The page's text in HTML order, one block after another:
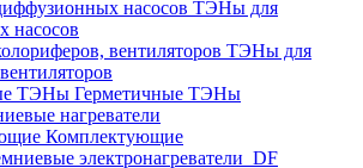
ТЭНы для
насосов
ТЭНы для
Герметичные ТЭНы
нагреватели
Комплектующие